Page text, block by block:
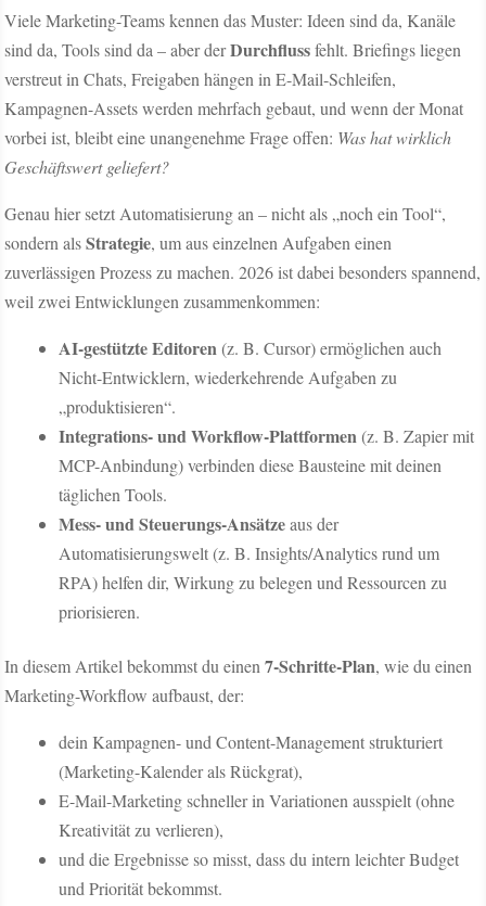
Viele Marketing-Teams kennen das Muster: Ideen sind da, Kanäle
sind da, Tools sind da – aber derDurchflussfehlt. Briefings liegen
verstreut in Chats, Freigaben hängen in E-Mail-Schleifen,
Kampagnen-Assets werden mehrfach gebaut, und wenn der Monat
vorbei ist, bleibt eine unangenehme Frage offen: Was hat wirklich
Geschäftswert geliefert?
Genau hier setzt Automatisierung an – nicht als „noch ein Tool“,
sondern alsStrategie, um aus einzelnen Aufgaben einen
zuverlässigen Prozess zu machen. 2026 ist dabei besonders spannend,
weil zwei Entwicklungen zusammenkommen:
AI-gestützte Editoren(z. B. Cursor) ermöglichen auch
Nicht-Entwicklern, wiederkehrende Aufgaben zu
„produktisieren“.
Integrations- und Workflow-Plattformen(z. B. Zapier mit
MCP-Anbindung) verbinden diese Bausteine mit deinen
täglichen Tools.
Mess- und Steuerungs-Ansätzeaus der
Automatisierungswelt (z. B. Insights/Analytics rund um
RPA) helfen dir, Wirkung zu belegen und Ressourcen zu
priorisieren.
In diesem Artikel bekommst du einen7-Schritte-Plan, wie du einen
Marketing-Workflow aufbaust, der:
dein Kampagnen- und Content-Management strukturiert
(Marketing-Kalender als Rückgrat),
E-Mail-Marketing schneller in Variationen ausspielt (ohne
Kreativität zu verlieren),
und die Ergebnisse so misst, dass du intern leichter Budget
und Priorität bekommst.